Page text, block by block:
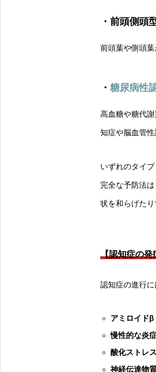
・前頭側頭
前頭葉や側頭
・ 糖尿病性
高血糖や糖代
知症や脳血管
いずれのタイプ
完全な予防法
状を和らげたり
【認知症の発
認知症の進行
アミロイド
慢性的な炎
酸化ストレ
神経伝達物